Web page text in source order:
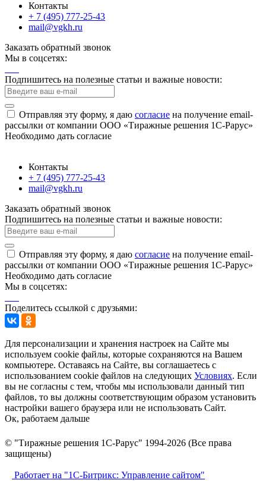
Контакты
+ 7 (495) 777-25-43
mail@vgkh.ru
Заказать обратный звонок
Мы в соцсетях:
Подпишитесь на полезные статьи и важные новости:
Отправляя эту форму, я даю согласие на получение email-
рассылки от компании ООО «Тиражные решения 1С-Рарус»
Необходимо дать согласие
Контакты
+ 7 (495) 777-25-43
mail@vgkh.ru
Заказать обратный звонок
Подпишитесь на полезные статьи и важные новости:
Отправляя эту форму, я даю согласие на получение email-
рассылки от компании ООО «Тиражные решения 1С-Рарус»
Необходимо дать согласие
Мы в соцсетях:
Поделитесь ссылкой с друзьями:
Для персонализации и хранения настроек на Сайте мы
используем cookie файлы, которые сохраняются на Вашем
компьютере. Оставаясь на Сайте, вы соглашаетесь с
использованием cookie файлов на следующих Условиях. Если
вы не согласны с тем, чтобы мы использовали данный тип
файлов, то вы должны соответствующим образом установить
настройки вашего браузера или не использовать Сайт.
Ок, работаем дальше
© "Тиражные решения 1С-Рарус" 1994-2026 (Все права
защищены)
Работает на "1С-Битрикс: Управление сайтом"